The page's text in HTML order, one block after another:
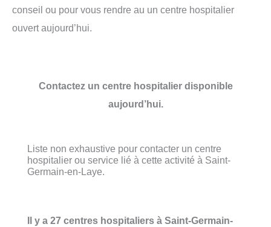
conseil ou pour vous rendre au un centre hospitalier
ouvert aujourd’hui.
Contactez un centre hospitalier disponible
aujourd’hui.
Liste non exhaustive pour contacter un centre
hospitalier ou service lié à cette activité à Saint-
Germain-en-Laye.
Il y a 27 centres hospitaliers à Saint-Germain-